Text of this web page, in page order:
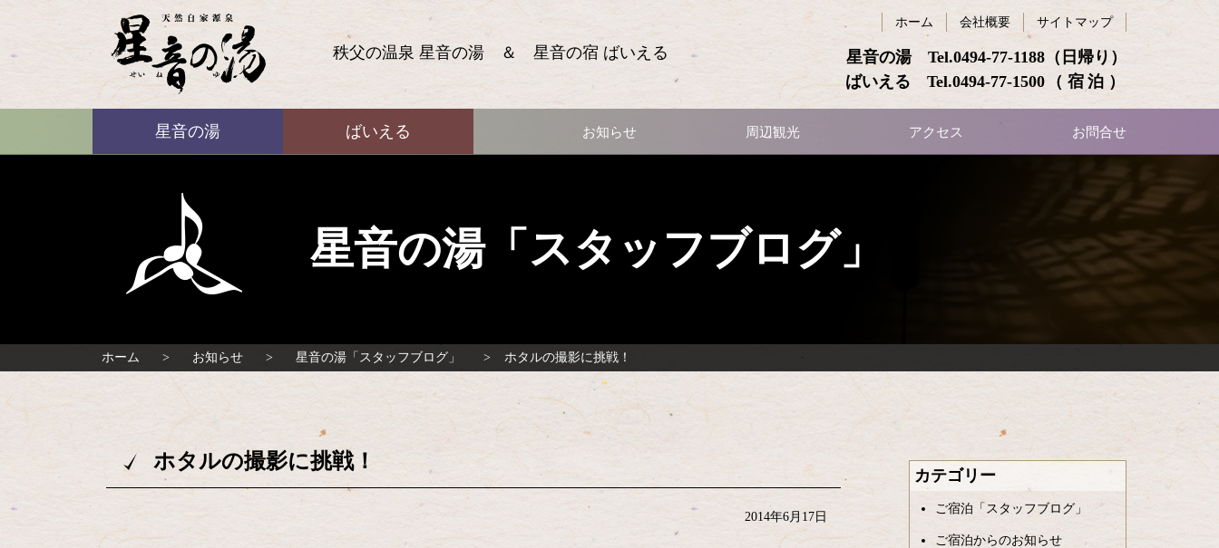
ばいえる
秩父の温泉 星音の湯 ＆ 星音の宿 ばいえる 星音の湯 Tel.0494-77-1188 （日帰り）
ばいえる Tel.0494-77-1500 （宿泊）
ホーム 会社概要 サイトマップ
星音の湯 ばいえる お知らせ 周辺観光 アクセス お問合せ
星音の湯「スタッフブログ」
ホーム お知らせ 星音の湯「スタッフブログ」 ホタルの撮影に挑戦！
カテゴリー
ご宿泊「スタッフブログ」
ご宿泊からのお知らせ
ホタルの撮影に挑戦！
2014年6月17日